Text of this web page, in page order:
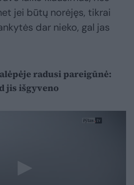
jei būtų norėjęs, tikrai
dar nieko, gal jas
radusi pareigūnė:
jis išgyveno